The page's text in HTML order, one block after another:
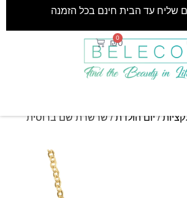
₪0
0
שליח עד הבית חינם בכל הזמנה
/יום הולדת/ שרשרת שם ברוסית